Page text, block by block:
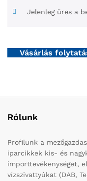
Jelenleg üres a
Vásárlás
Rólunk
Profilunk a
iparcikkek kis- és
importtevékenységet,
vízszivattyúkat (DAB,